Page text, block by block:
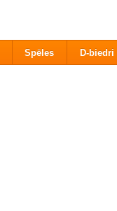
Spēles D-biedri